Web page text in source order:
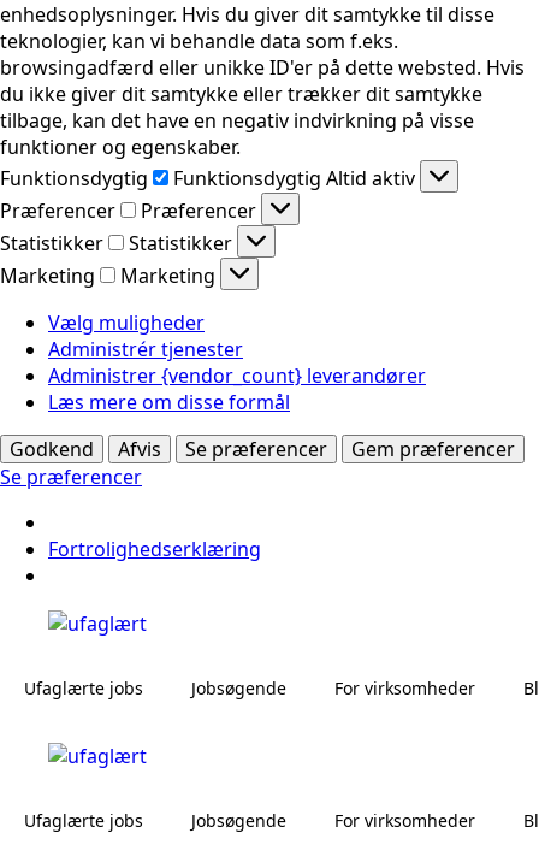
enhedsoplysninger. Hvis du giver dit samtykke til disse
teknologier, kan vi behandle data som f.eks.
browsingadfærd eller unikke ID'er på dette websted. Hvis
du ikke giver dit samtykke eller trækker dit samtykke
tilbage, kan det have en negativ indvirkning på visse
funktioner og egenskaber.
Funktionsdygtig
Funktionsdygtig Altid aktiv
Præferencer
Præferencer
Statistikker
Statistikker
Marketing
Marketing
Vælg muligheder
Administrér tjenester
Administrer {vendor_count} leverandører
Læs mere om disse formål
Godkend
Afvis Se præferencer
Gem præferencer
Se præferencer
Fortrolighedserklæring
Ufaglærte jobs Jobsøgende For virksomheder
Ufaglærte jobs Jobsøgende For virksomheder